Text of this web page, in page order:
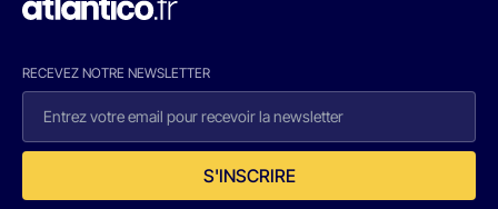
RECEVEZ NOTRE NEWSLETTER
S'INSCRIRE